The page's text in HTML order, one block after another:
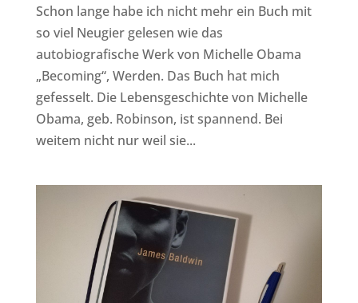
Schon lange habe ich nicht mehr ein Buch mit
so viel Neugier gelesen wie das
autobiografische Werk von Michelle Obama
„Becoming“, Werden. Das Buch hat mich
gefesselt. Die Lebensgeschichte von Michelle
Obama, geb. Robinson, ist spannend. Bei
weitem nicht nur weil sie...